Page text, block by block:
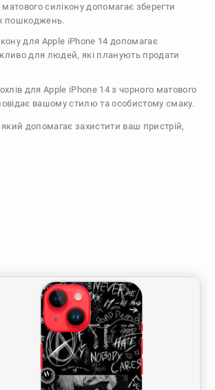
силікону допомагає зберегти
пошкоджень.
для Apple iPhone 14 допомагає
для людей, які планують продати
для Apple iPhone 14 з чорного матового
вашому стилю та особистому смаку.
допомагає захистити ваш пристрій,